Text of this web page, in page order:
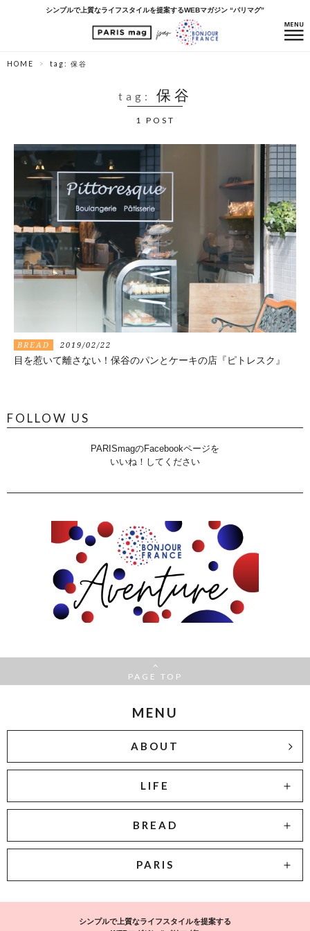
シンプルで上質なライフスタイルを提案するWEBマガジン “パリマグ”
HOME tag: 保谷
tag: 保谷
1 POST
BREAD 2019/02/22
目を惹いて離さない！保谷のパンとケーキの店『ピトレスク』
FOLLOW US
PARISmagのFacebookページを
いいね！してください
PAGE TOP
MENU
ABOUT
LIFE
BREAD
PARIS
シンプルで上質なライフスタイルを提案する